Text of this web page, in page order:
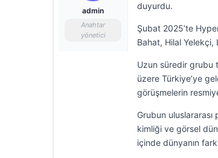
admin
Anahtar
yönetici
duyurdu.
Şubat 2025’te
Bahat, Hilal Yelekçi,
Uzun süredir grubu
üzere Türkiye’ye
görüşmelerin
Grubun
kimliği ve görsel
içinde dünyanın